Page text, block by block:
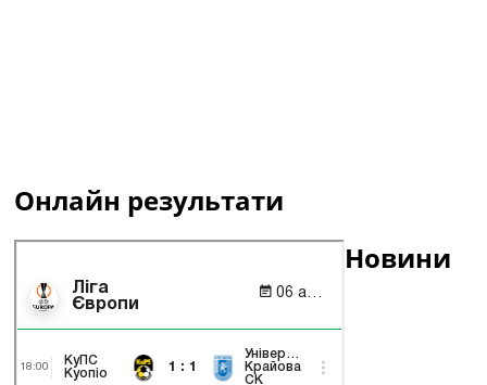
Онлайн результати
Новини